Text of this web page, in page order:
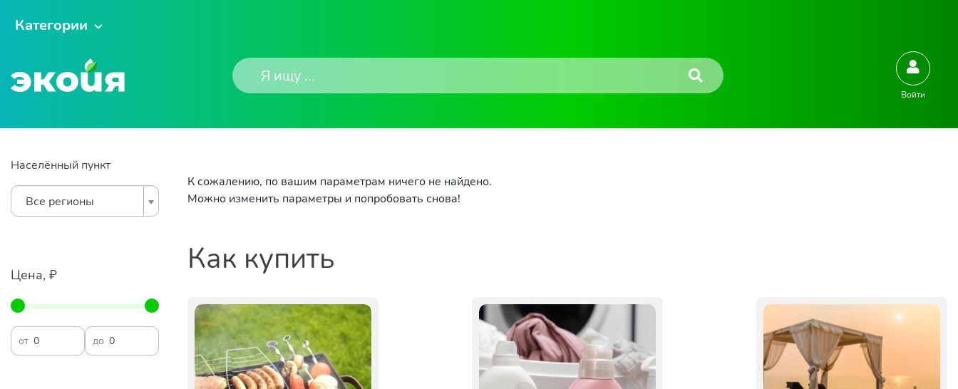
Категории
Войти
Населённый пункт
Все регионы
Цена, ₽
от до
К сожалению, по вашим параметрам ничего не найдено.
Можно изменить параметры и попробовать снова!
Как купить